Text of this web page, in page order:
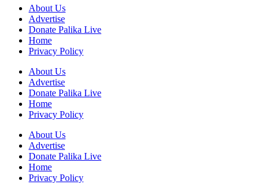
About Us
Advertise
Donate Palika Live
Home
Privacy Policy
About Us
Advertise
Donate Palika Live
Home
Privacy Policy
About Us
Advertise
Donate Palika Live
Home
Privacy Policy